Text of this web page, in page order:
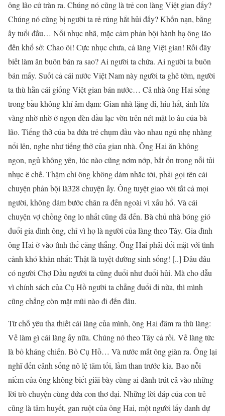
ông lão cứ tràn ra. Chúng nó cũng là trẻ con làng Việt gian đấy?
Chúng nó cũng bị người ta rẻ rúng hắt hủi đấy? Khốn nạn, bằng
ấy tuổi đầu… Nỗi nhục nhã, mặc cảm phản bội hành hạ ông lão
đến khổ sở: Chao ôi! Cực nhục chưa, cả làng Việt gian! Rồi đây
biết làm ăn buôn bán ra sao? Ai người ta chứa. Ai người ta buôn
bán mấy. Suốt cả cái nước Việt Nam này người ta ghê tởm, người
ta thù hằn cái giống Việt gian bán nước… Cả nhà ông Hai sống
trong bầu không khí ảm đạm: Gian nhà lặng đi, hiu hắt, ánh lửa
vàng nhờ nhờ ở ngọn đèn dầu lạc vờn trên nét mặt lo âu của bà
lão. Tiếng thở của ba đứa trẻ chụm đầu vào nhau ngủ nhẹ nhàng
nổi lên, nghe như tiếng thở của gian nhà. Ông Hai ăn không
ngon, ngủ không yên, lúc nào cũng nơm nớp, bất ổn trong nỗi tủi
nhục ê chề. Thậm chí ông không dám nhắc tới, phải gọi tên cái
chuyện phản bội là328 chuyện ấy. Ông tuyệt giao với tất cả mọi
người, không dám bước chân ra đến ngoài vì xấu hổ. Và cái
chuyện vợ chồng ông lo nhất cũng đã đến. Bà chủ nhà bóng gió
đuổi gia đình ông, chỉ vì họ là người của làng theo Tây. Gia đình
ông Hai ở vào tình thế căng thẳng. Ông Hai phải đối mặt với tình
cảnh khó khăn nhất: Thật là tuyệt đường sinh sống! [..] Đâu đâu
có người Chợ Dầu người ta cũng đuổi như đuổi hủi. Mà cho dẫu
vì chính sách của Cụ Hồ người ta chẳng đuổi đi nữa, thì mình
cũng chẳng còn mặt mũi nào đi đến đâu.
Từ chỗ yêu tha thiết cái làng của mình, ông Hai đâm ra thù làng:
Về làm gì cái làng ấy nữa. Chúng nó theo Tây cả rồi. Về làng tức
là bỏ kháng chiến. Bỏ Cụ Hồ… Và nước mắt ông giàn ra. Ông lại
nghĩ đến cảnh sống nô lệ tăm tối, lầm than trước kia. Bao nỗi
niềm của ông không biết giãi bày cùng ai đành trút cả vào những
lời trò chuyện cùng đứa con thơ dại. Những lời đáp của con trẻ
cũng là tâm huyết, gan ruột của ông Hai, một người lấy danh dự